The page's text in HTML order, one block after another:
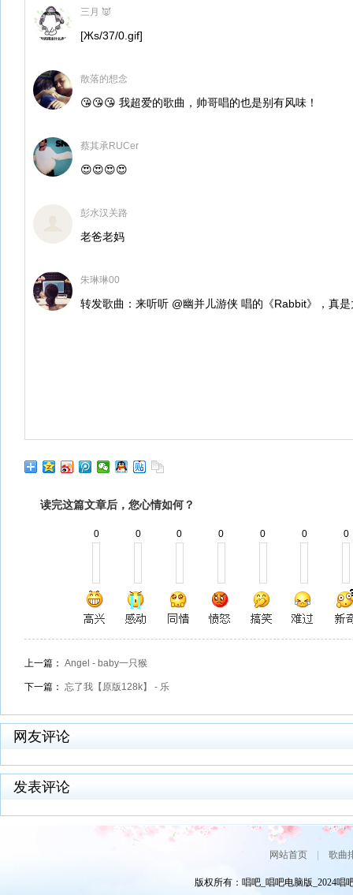
三月 👿
[Жs/37/0.gif]
散落的想念
😘😘😘 我超爱的歌曲，帅哥唱的也是别有风味！
蔡其承RUCer
😍😍😍😍
彭水汉关路
老爸老妈
朱琳琳00
转发歌曲：来听听 @幽并儿游侠 唱的《Rabbit》，真
读完这篇文章后，您心情如何？
0 0 0 0 0 0 0
上一篇： Angel - baby一只猴
下一篇： 忘了我【原版128k】 - 乐
网友评论
发表评论
网站首页| 歌曲
版权所有：唱吧_唱吧电脑版_2024唱